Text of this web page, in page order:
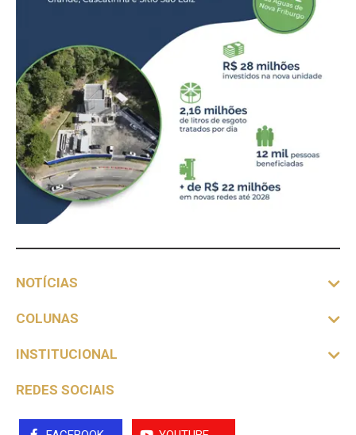
NOTÍCIAS
COLUNAS
INSTITUCIONAL
REDES SOCIAIS